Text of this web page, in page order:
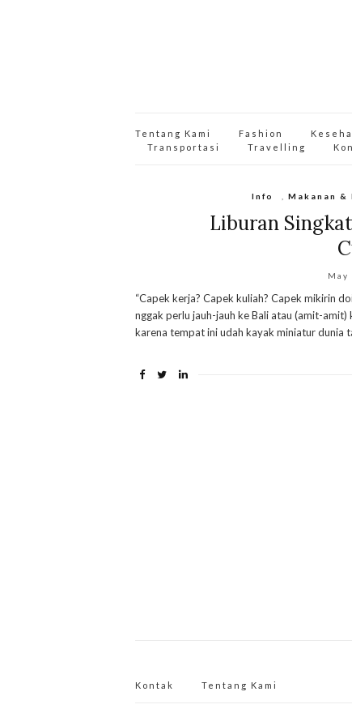
Tentang Kami Fashion
Transportasi
Travelling
Info Makanan &
Liburan
May
“Capek kerja? Capek kuliah? Capek mikirin
nggak perlu jauh-jauh ke Bali atau (amit-
karena tempat ini udah kayak miniatur dunia
Kontak Tentang Kami